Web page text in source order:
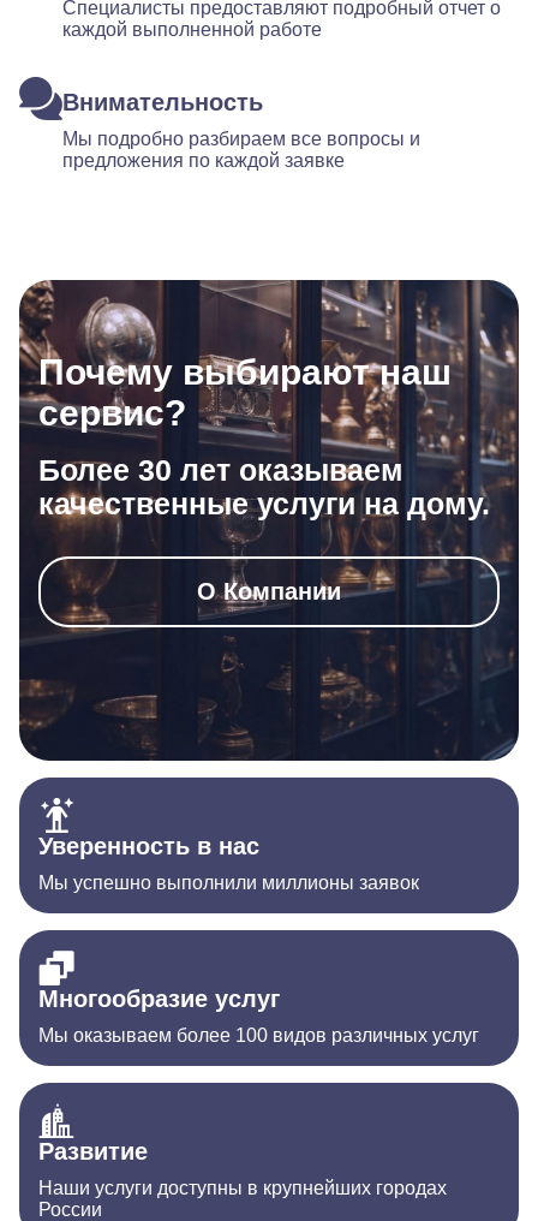
Специалисты предоставляют подробный отчет о
каждой выполненной работе
Внимательность
Мы подробно разбираем все вопросы и
предложения по каждой заявке
Почему выбирают наш
сервис?
Более 30 лет оказываем
качественные услуги на дому.
О Компании
Уверенность в нас
Мы успешно выполнили миллионы заявок
Многообразие услуг
Мы оказываем более 100 видов различных услуг
Развитие
Наши услуги доступны в крупнейших городах
России